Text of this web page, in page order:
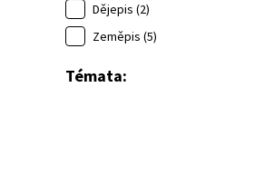
Dějepis (2)
Zeměpis (5)
Témata: